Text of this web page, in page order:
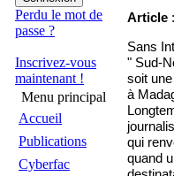
Perdu le mot de
passe ?
Inscrivez-vous
maintenant !
Menu principal
Accueil
Publications
Cyberfac
Article :
Sans
" Sud-
soit
à
qui
quand